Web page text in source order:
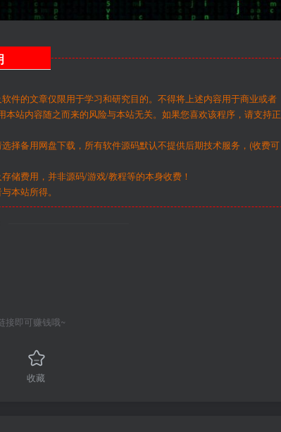
件的文章仅限用于学习和研究目的。不得将上述内容用于商业或者
站内容随之而来的风险与本站无关。如果您喜欢该程序，请支持正
择备用网盘下载，所有软件源码默认不提供后期技术服务，(收费可
储费用，并非源码/游戏/教程等的本身收费！
本站所得。
接即可赚钱哦~
收藏